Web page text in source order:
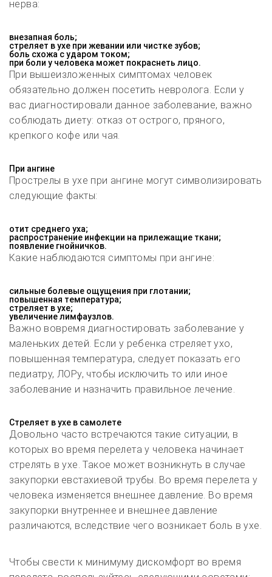
нерва:
внезапная боль;
стреляет в ухе при жевании или чистке зубов;
боль схожа с ударом током;
при боли у человека может покраснеть лицо.
При вышеизложенных симптомах человек
обязательно должен посетить невролога. Если у
вас диагностировали данное заболевание, важно
соблюдать диету: отказ от острого, пряного,
крепкого кофе или чая.
При ангине
Прострелы в ухе при ангине могут символизировать
следующие факты:
отит среднего уха;
распространение инфекции на прилежащие ткани;
появление гнойничков.
Какие наблюдаются симптомы при ангине:
сильные болевые ощущения при глотании;
повышенная температура;
стреляет в ухе;
увеличение лимфаузлов.
Важно вовремя диагностировать заболевание у
маленьких детей. Если у ребенка стреляет ухо,
повышенная температура, следует показать его
педиатру, ЛОРу, чтобы исключить то или иное
заболевание и назначить правильное лечение.
Стреляет в ухе в самолете
Довольно часто встречаются такие ситуации, в
которых во время перелета у человека начинает
стрелять в ухе. Такое может возникнуть в случае
закупорки евстахиевой трубы. Во время перелета у
человека изменяется внешнее давление. Во время
закупорки внутреннее и внешнее давление
различаются, вследствие чего возникает боль в ухе.
Чтобы свести к минимуму дискомфорт во время